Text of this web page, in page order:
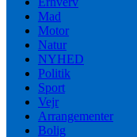
Mad
Motor
Natur
NYHED
Politik
Sport
Vejr
Arrangementer
Bolig